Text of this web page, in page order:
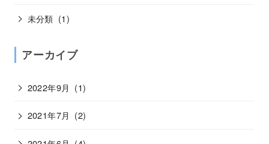
未分類 (1)
アーカイブ
2022年9月 (1)
2021年7月 (2)